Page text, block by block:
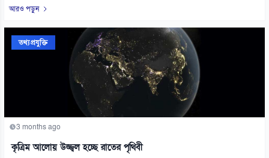
আরও পড়ুন
তথ্যপ্রযুক্তি
3 months ago
কৃত্রিম আলোয় উজ্জ্বল হচ্ছে রাতের পৃথিবী